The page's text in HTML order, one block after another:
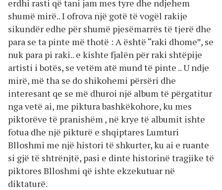
erdhi rasti që tani jam mes tyre dhe ndjehem
shumë mirë.. I ofrova një gotë të vogël rakije
sikundër edhe për shumë pjesëmarrës të tjerë dhe
para se ta pinte më thotë : A është “raki dhome”, se
nuk para pi raki.. e kishte fjalën për raki shtëpije
artisti i botës, se vetëm atë mund të pinte .. U ndje
mirë, më tha se do shikohemi përsëri dhe
interesant qe se më dhuroi një album të përgatitur
nga vetë ai, me piktura bashkëkohore, ku mes
piktorëve të pranishëm , në krye të albumit ishte
fotua dhe një pikturë e shqiptares Lumturi
Blloshmi me një histori të shkurter, ku ai e ruante
si gjë të shtrënjtë, pasi e dinte historinë tragjike të
piktores Blloshmi që ishte ekzekutuar në
diktaturë.